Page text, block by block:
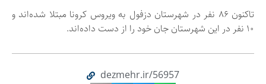
تاکنون ۸۶ نفر در شهرستان دزفول به ویروس کرونا مبتلا شده‌اند و
۱۰ نفر در این شهرستان جان خود را از دست داده‌اند.
dezmehr.ir/56957